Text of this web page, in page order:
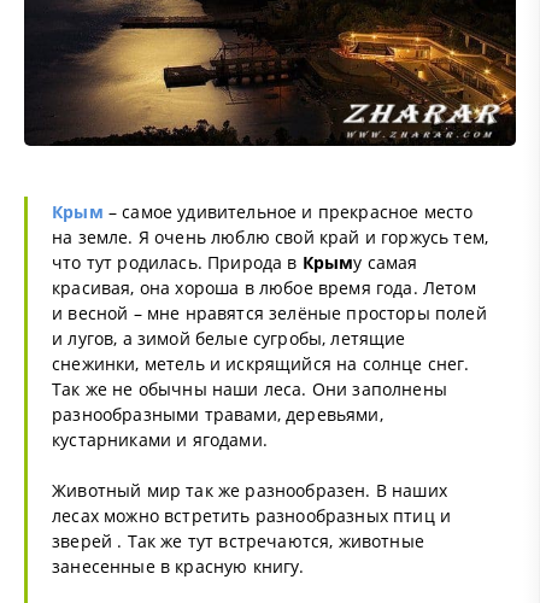
Крым – самое удивительное и прекрасное место
на земле. Я очень люблю свой край и горжусь тем,
что тут родилась. Природа в Крыму самая
красивая, она хороша в любое время года. Летом
и весной – мне нравятся зелёные просторы полей
и лугов, а зимой белые сугробы, летящие
снежинки, метель и искрящийся на солнце снег.
Так же не обычны наши леса. Они заполнены
разнообразными травами, деревьями,
кустарниками и ягодами.
Животный мир так же разнообразен. В наших
лесах можно встретить разнообразных птиц и
зверей . Так же тут встречаются, животные
занесенные в красную книгу.